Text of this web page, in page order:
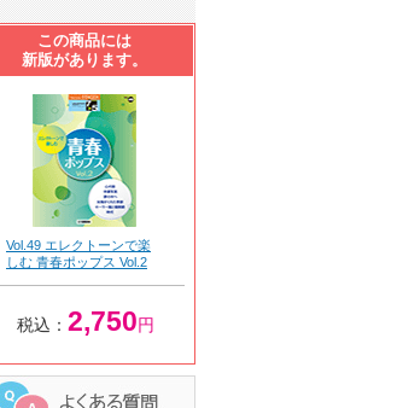
この商品には
新版があります。
Vol.49 エレクトーンで楽
しむ 青春ポップス Vol.2
税込： 2,750円